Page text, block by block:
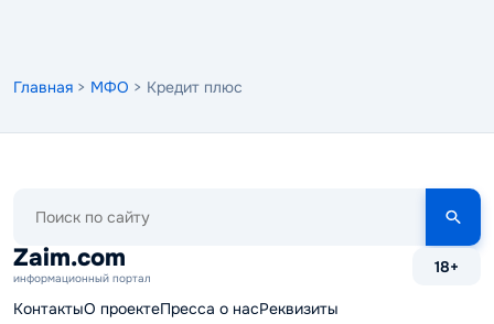
Главная > МФО > Кредит плюс
сайту
Zaim.com
информационный портал
18+
КонтактыО проектеПресса о насРеквизиты